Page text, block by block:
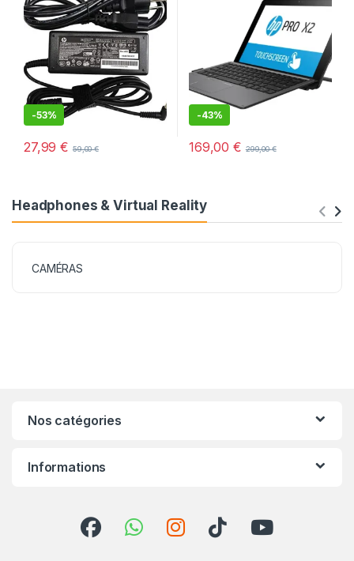
-53%
27,99€ 59,00€
-43%
169,00€ 299,00€
Headphones & Virtual Reality
CAMÉRAS
Nos catégories
Informations